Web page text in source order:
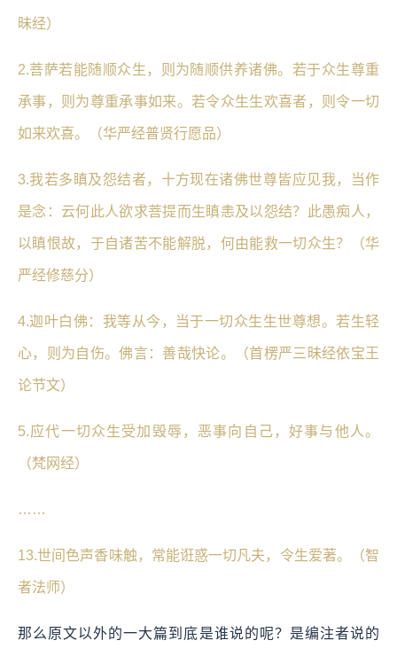
昧经）
2.菩萨若能随顺众生，则为随顺供养诸佛。若于众生尊重
承事，则为尊重承事如来。若令众生生欢喜者，则令一切
如来欢喜。（华严经普贤行愿品）
3.我若多瞋及怨结者，十方现在诸佛世尊皆应见我，当作
是念：云何此人欲求菩提而生瞋恚及以怨结？此愚痴人，
以瞋恨故，于自诸苦不能解脱，何由能救一切众生？（华
严经修慈分）
4.迦叶白佛：我等从今，当于一切众生生世尊想。若生轻
心，则为自伤。佛言：善哉快论。（首楞严三昧经依宝王
论节文）
5.应代一切众生受加毁辱，恶事向自己，好事与他人。
（梵网经）
……
13.世间色声香味触，常能诳惑一切凡夫，令生爱著。（智
者法师）
那么原文以外的一大篇到底是谁说的呢？是编注者说的